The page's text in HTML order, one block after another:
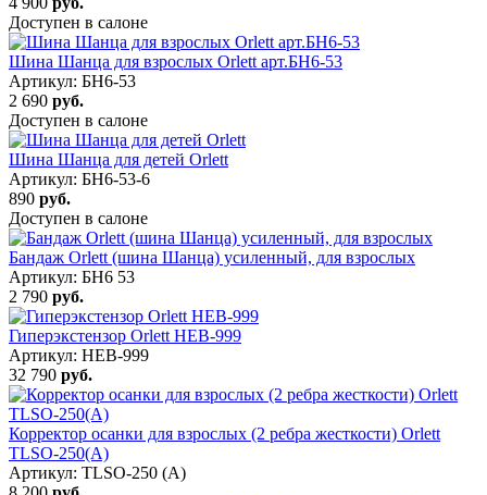
Доступен в салоне
Шина Шанца для взрослых Orlett арт.БН6-53
Артикул: БН6-53
2 690 руб.
Доступен в салоне
Шина Шанца для детей Orlett
Артикул: БН6-53-6
890 руб.
Доступен в салоне
Бандаж Orlett (шина Шанца) усиленный, для взрослых
Артикул: БН6 53
2 790 руб.
Гиперэкстензор Orlett HEB-999
Артикул: HEB-999
32 790 руб.
Корректор осанки для взрослых (2 ребра жесткости) Orlett
TLSO-250(A)
Артикул: TLSO-250 (А)